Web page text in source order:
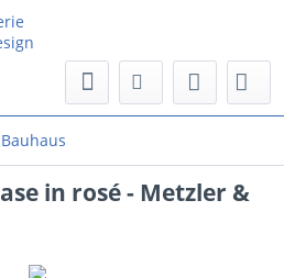
in rosé - Metzler &